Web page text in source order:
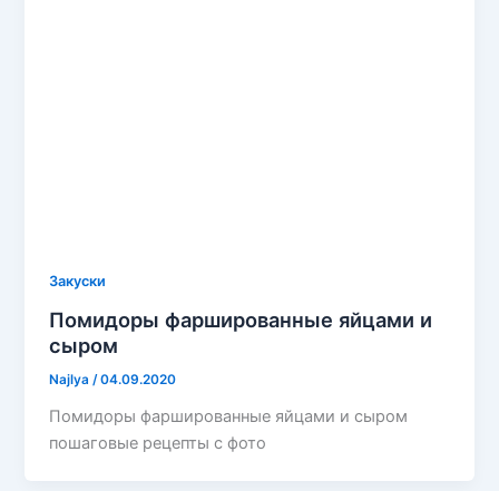
Закуски
Помидоры фаршированные яйцами и
сыром
Najlya/04.09.2020
Помидоры фаршированные яйцами и сыром
пошаговые рецепты с фото